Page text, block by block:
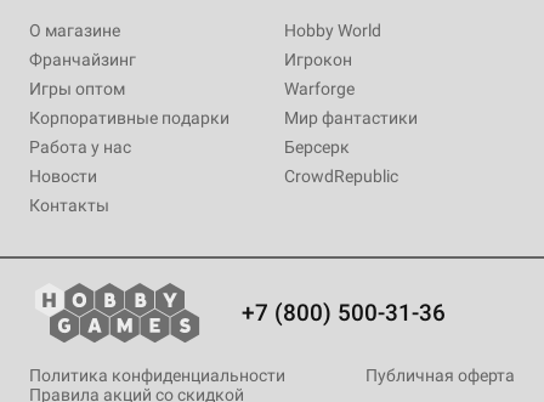
О магазине
Франчайзинг
Игры оптом
Корпоративные подарки
Работа у нас
Новости
Контакты
Hobby World
Игрокон
Warforge
Мир фантастики
Берсерк
CrowdRepublic
+7 (800) 500-31-36
Политика конфиденциальности
Публичная оферта
Правила акций со скидкой